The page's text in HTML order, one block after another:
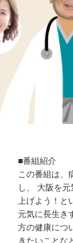
■番組紹介
この番組は、
し、 大阪を
上げよう！と
元気に長生き
方の健康につ
きたいことな